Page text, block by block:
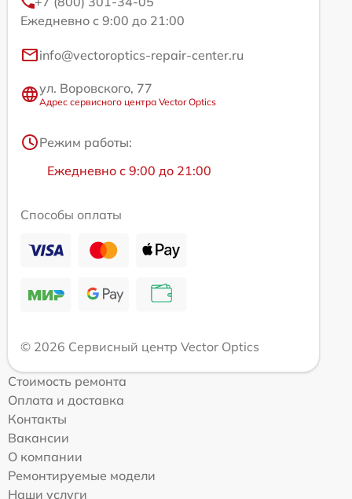
Ежедневно с 9:00 до 21:00
info@vectoroptics-repair-center.ru
ул. Воровского, 77
Адрес сервисного центра Vector Optics
Режим работы:
Ежедневно с 9:00 до 21:00
Способы оплаты
© 2026 Сервисный центр Vector Optics
Стоимость ремонта
Оплата и доставка
Контакты
Вакансии
О компании
Ремонтируемые модели
Наши услуги